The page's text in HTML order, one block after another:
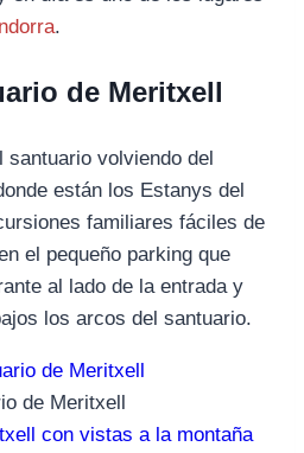
.
de Meritxell
volviendo del
están los Estanys del
familiares fáciles de
el pequeño parking que
al lado de la entrada y
los arcos del santuario.
de Meritxell